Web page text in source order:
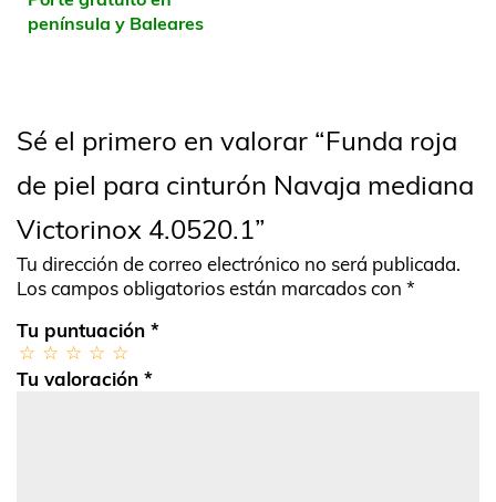
península y Baleares
Sé el primero en valorar “Funda roja
de piel para cinturón Navaja mediana
Victorinox 4.0520.1”
Tu dirección de correo electrónico no será publicada.
Los campos obligatorios están marcados con *
Tu puntuación *
Tu valoración *